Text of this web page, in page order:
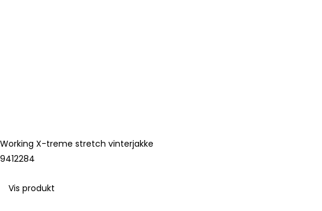
Working X-treme stretch vinterjakke
9412284
Vis produkt